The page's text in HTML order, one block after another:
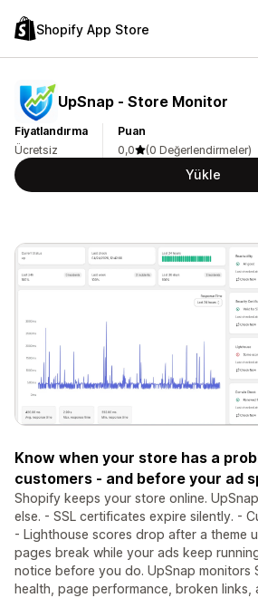
Shopify App Store
UpSnap ‑ Store Monitor
Fiyatlandırma
Ücretsiz
Puan
0,0
(0 Değerlendirmeler)
Yükle
Know when your store has a
customers - and before your ad
Shopify keeps your store online.
else. - SSL certificates expire silently. -
- Lighthouse scores drop after a theme
pages break while your ads keep
notice before you do. UpSnap monitors
health, page performance, broken links,